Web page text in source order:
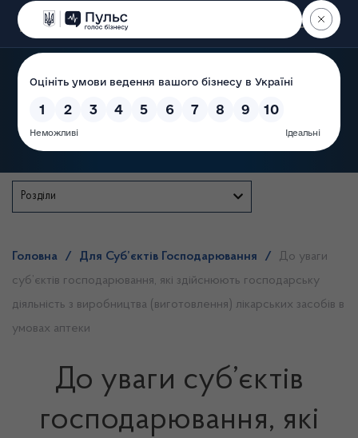
Пошук
Розділи
Головна / Для Суб’єктів Господарювання /
До уваги
суб’єктів господарювання, які здійснюють господарську
діяльність з виробництва (виготовлення) лікарських засобів в
умовах аптеки
До уваги суб’єктів
господарювання, які